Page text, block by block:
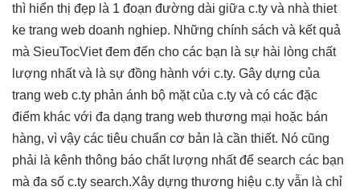
thì hiển thị đẹp là 1 đoạn đường dài giữa c.ty và nhà thiet
ke trang web doanh nghiep. Những chính sách và kết quả
mà SieuTocViet đem đến cho các bạn là sự hài lòng chất
lượng nhất và là sự đồng hành với c.ty. Gây dựng của
trang web c.ty phản ánh bộ mặt của c.ty và có các đặc
điểm khác với đa dạng trang web thương mại hoặc bán
hàng, vì vậy các tiêu chuẩn cơ bản là cần thiết. Nó cũng
phải là kênh thông báo chất lượng nhất để search các bạn
mà đa số c.ty search.Xây dựng thương hiệu c.ty vẫn là chỉ